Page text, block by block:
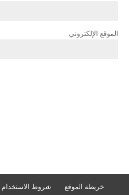
الموقع الإلكتروني
خريطة الموقع شروط الاستخدام